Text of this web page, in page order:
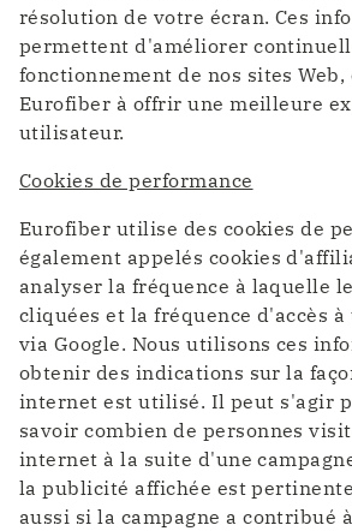
résolution de votre écran. Ces
permettent d'améliorer
fonctionnement de nos sites Web,
Eurofiber à offrir une meilleure
utilisateur.
Cookies de performance
Eurofiber utilise des cookies de
également appelés cookies
analyser la fréquence à laquelle
cliquées et la fréquence d'accès
via Google. Nous utilisons ces
obtenir des indications sur la
internet est utilisé. Il peut s'agir
savoir combien de personnes
internet à la suite d'une
la publicité affichée est
aussi si la campagne a contribué